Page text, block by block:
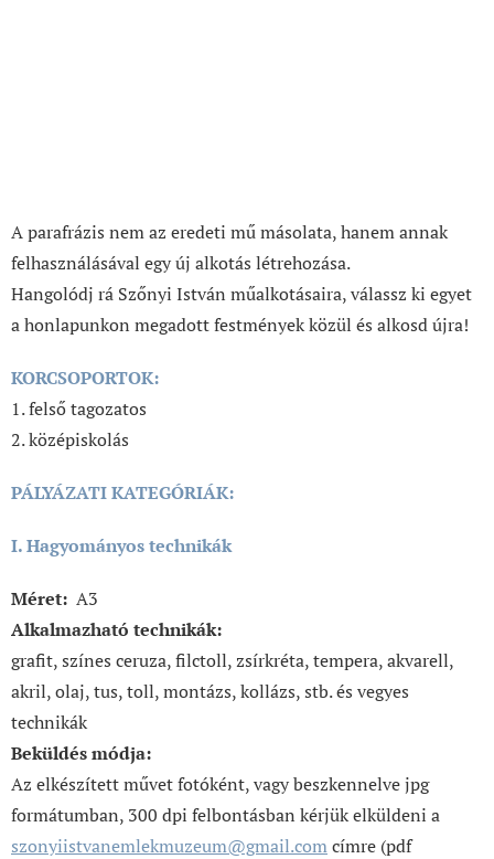
A parafrázis nem az eredeti mű másolata, hanem annak
felhasználásával egy új alkotás létrehozása.
Hangolódj rá Szőnyi István műalkotásaira, válassz ki egyet
a honlapunkon megadott festmények közül és alkosd újra!
KORCSOPORTOK:
1. felső tagozatos
2. középiskolás
PÁLYÁZATI KATEGÓRIÁK:
I. Hagyományos technikák
Méret: A3
Alkalmazható technikák:
grafit, színes ceruza, filctoll, zsírkréta, tempera, akvarell,
akril, olaj, tus, toll, montázs, kollázs, stb. és vegyes
technikák
Beküldés módja:
Az elkészített művet fotóként, vagy beszkennelve jpg
formátumban, 300 dpi felbontásban kérjük elküldeni a
szonyiistvanemlekmuzeum@gmail.comcímre (pdf